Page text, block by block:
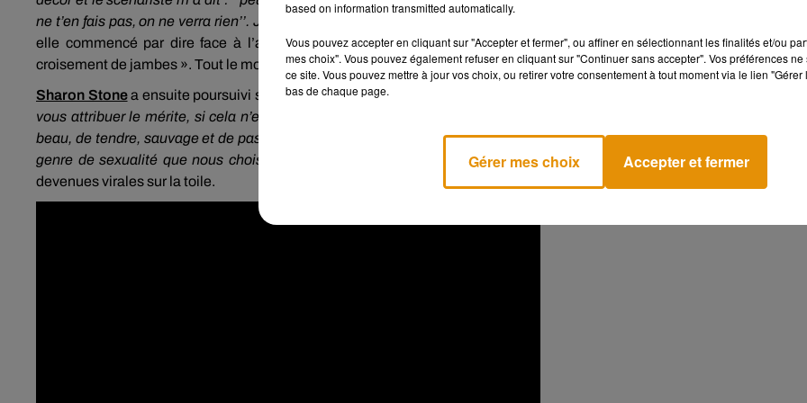
ne t’en fais pas, on ne verra rien’’. Je lui ai répondu : ‘’bien sûr’’, sans avoir conscience que cela allait changer ma vie
elle commencé par dire face à l’assemblée. Elle a ensuite demandé au public de l’imiter et reproduire son
croisement de jambes ». Tout le monde s’est prêté au jeu...
Sharon Stonea ensuite poursuivi son discours : «Chacun de vous va connaître ce moment qui change une vie et on
vous attribuer le mérite, si cela n’est pas déjà le cas (…), c’est le moment de décider qui vous êtes, ce que vous faites
beau, de tendre, sauvage et de passionné pour vous-même (…). Nous avons le droit d’être puissant.e, et ce, peu importe
genre de sexualité que nous choisissons d’avoir et personne n’a le droit de nous retirer ça». Une scène et des
devenues virales sur la toile.
based on information transmitted automatically.
Vous pouvez accepter en cliquant sur "Accepter et fermer", ou affiner en sélectionnant les finalités et/ou
mes choix". Vous pouvez également refuser en cliquant sur "Continuer sans accepter". Vos préférences
ce site. Vous pouvez mettre à jour vos choix, ou retirer votre consentement à tout moment via le lien
bas de chaque page.
Gérer mes choix Accepter et fermer